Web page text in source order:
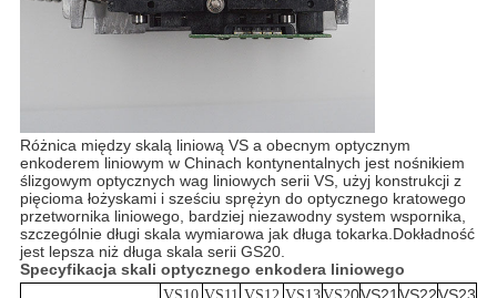
Różnica między skalą liniową VS a obecnym optycznym
enkoderem liniowym w Chinach kontynentalnych jest nośnikiem
ślizgowym optycznych wag liniowych serii VS, użyj konstrukcji z
pięcioma łożyskami i sześciu sprężyn do optycznego kratowego
przetwornika liniowego, bardziej niezawodny system wspornika,
szczególnie długi skala wymiarowa jak długa tokarka.Dokładność
jest lepsza niż długa skala serii GS20.
Specyfikacja skali optycznego enkodera liniowego
0VS21 VS22VS23